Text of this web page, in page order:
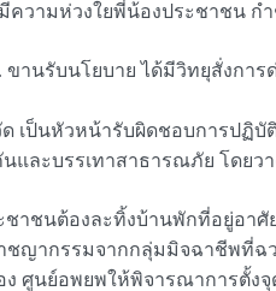
ความห่วงใยพี่น้องประชาชน ก
ขานรับนโยบาย ได้มีวิทยุสั่งก
เป็นหัวหน้ารับผิดชอบการปฏิ
นและบรรเทาสาธารณภัย โดย
าชนต้องละทิ้งบ้านพักที่อยู่อาศั
ชญากรรมจากกลุ่มมิจฉาชีพที่ฉ
ศูนย์อพยพให้พิจารณาการตั้ง